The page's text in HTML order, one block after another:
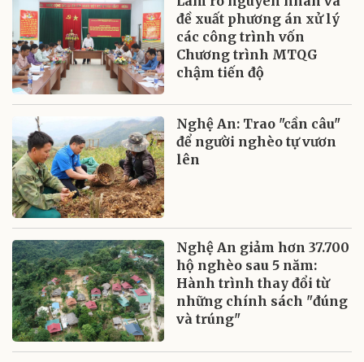
đề xuất phương án xử lý
các công trình vốn
Chương trình MTQG
chậm tiến độ
Nghệ An: Trao "cần câu"
để người nghèo tự vươn
lên
Nghệ An giảm hơn 37.700
hộ nghèo sau 5 năm:
Hành trình thay đổi từ
những chính sách "đúng
và trúng"